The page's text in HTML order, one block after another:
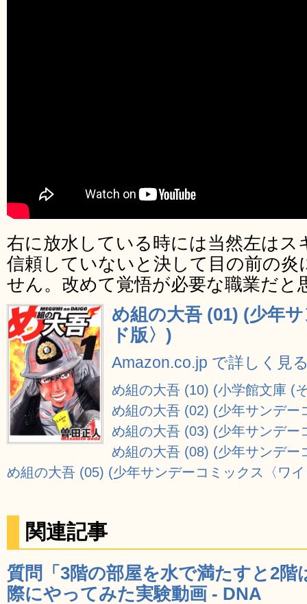
右に放水している時には当然左はス
信頼していないと決して目の前の
せん。改めて覚悟が必要な職業だと
め組の大吾 (01) (少年
ド版〉)
Amazon.co.jp で詳しく見
め組の大吾 (10) (小学館文庫 (
め組の大吾 (02) (少年サンデー
め組の大吾 (03) (少年サンデー
め組の大吾 (08) (少年サンデー
め組の大吾 (05) (少年サンデーコミックス〈ワ
関連記事
質問「3階の部屋を水で満たすと2
際にやってみた実験動画 - DNA